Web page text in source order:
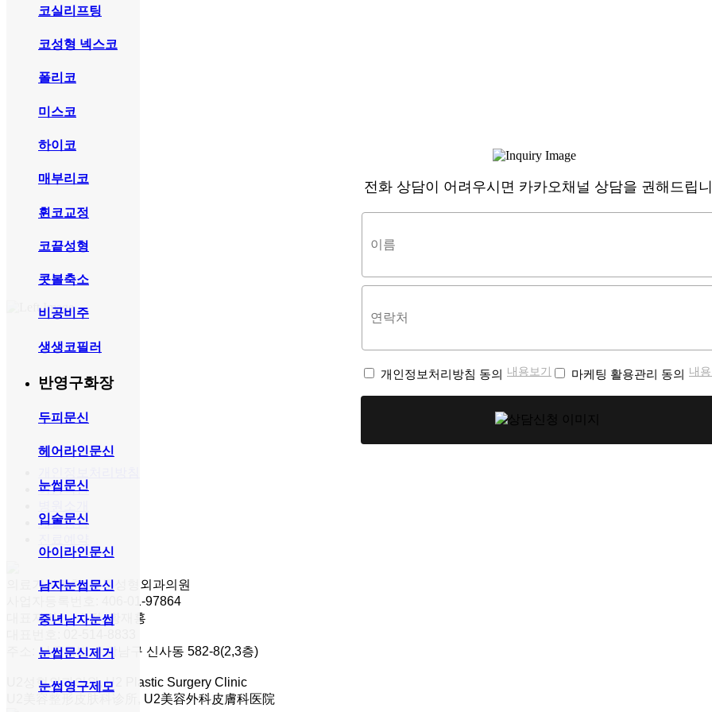
코실리프팅
코성형 넥스코
폴리코
미스코
하이코
매부리코
휜코교정
코끝성형
콧볼축소
비공비주
생생코필러
반영구화장
두피문신
헤어라인문신
눈썹문신
입술문신
아이라인문신
남자눈썹문신
중년남자눈썹
눈썹문신제거
눈썹영구제모
전화 상담이 어려우시면 카카오채널 상담을 권해드립
개인정보처리방침 동의 내용보기 마케팅 활용관리 동의 내
이용약관
채널상담
의료기관명칭: 유투성형외과의원
사업자등록번호: 406-01-97864
대표자명: 나수정, 황재홍
주소: 서울특별시 강남구 신사동 582-8(2,3층)
U2성형외과의원, U2 Plastic Surgery Clinic
U2美容整形皮肤科诊所, U2美容外科皮膚科医院